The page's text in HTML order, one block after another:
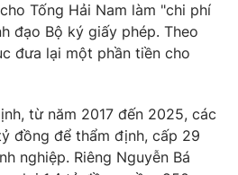
thức nếu không có sự chấp
nguồn VTV.vn khi phát hành lại
Tống Hải Nam làm "chi phí
đạo Bộ ký giấy phép. Theo
đưa lại một phần tiền cho
từ năm 2017 đến 2025, các
đồng để thẩm định, cấp 29
nghiệp. Riêng Nguyễn Bá